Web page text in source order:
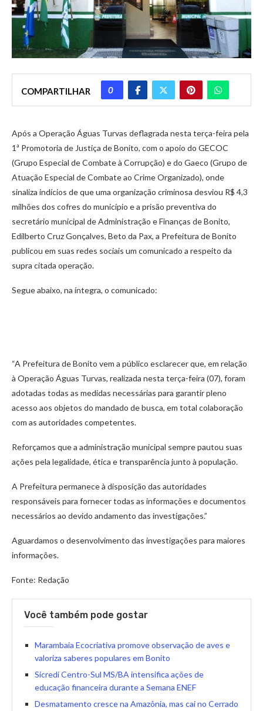
COMPARTILHAR 0
Após a Operação Águas Turvas deflagrada nesta terça-feira pela
1ª Promotoria de Justiça de Bonito, com o apoio do GECOC
(Grupo Especial de Combate à Corrupção) e do Gaeco (Grupo de
Atuação Especial de Combate ao Crime Organizado), onde
sinaliza indícios de que uma organização criminosa desviou R$ 4,3
milhões dos cofres do município e a prisão preventiva do
secretário municipal de Administração e Finanças de Bonito,
Edilberto Cruz Gonçalves, Beto da Pax, a Prefeitura de Bonito
publicou em suas redes sociais um comunicado a respeito da
supra citada operação.
Segue abaixo, na íntegra, o comunicado:
“A Prefeitura de Bonito vem a público esclarecer que, em relação
à Operação Águas Turvas, realizada nesta terça-feira (07), foram
adotadas todas as medidas necessárias para garantir pleno
acesso aos objetos do mandado de busca, em total colaboração
com as autoridades competentes.
Reforçamos que a administração municipal sempre pautou suas
ações pela legalidade, ética e transparência junto à população.
A Prefeitura permanece à disposição das autoridades
responsáveis para fornecer todas as informações e documentos
necessários ao devido andamento das investigações.”
Aguardamos o desenvolvimento das investigações para maiores
informações.
Fonte: Redação
Você também pode gostar
Marambaia Ecocriativa promove observação de aves e
valoriza saberes populares em Bonito
Sicredi Centro-Sul MS/BA intensifica ações de
educação financeira durante a Semana ENEF
Desmatamento cresce na Amazônia, mas cai no Cerrado